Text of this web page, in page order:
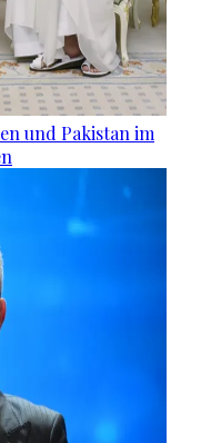
und Pakistan im